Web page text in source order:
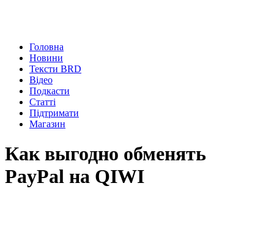
Головна
Новини
Тексти BRD
Відео
Подкасти
Статті
Підтримати
Магазин
Как выгодно обменять
PayPal на QIWI